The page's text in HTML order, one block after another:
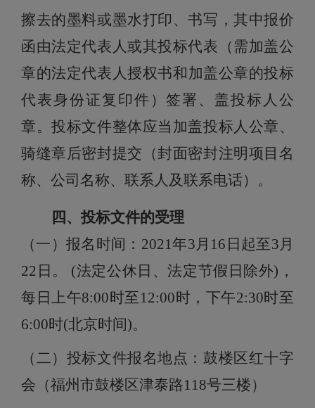
擦去的墨料或墨水打印、书写，其中报价
函由法定代表人或其投标代表（需加盖公
章的法定代表人授权书和加盖公章的投标
代表身份证复印件 ）签署、盖投标人公
章。投标文件整体应当加盖投标人公章、
骑缝章后密封提交（封面密封注明项目名
称、公司名称、联系人及联系电话）。
四、投标文件的受理
（一）报名时间： 2021年3 月 16 日起至3月
22 日。
(法定公休日、法定节假日除外)，
每日上午8:00时至12:00时，下午2:30时至
6:00时(北京时间)。
（二） 投标文件报名地点：鼓楼区红十字
会 （福州市鼓楼区津泰路118号三楼）